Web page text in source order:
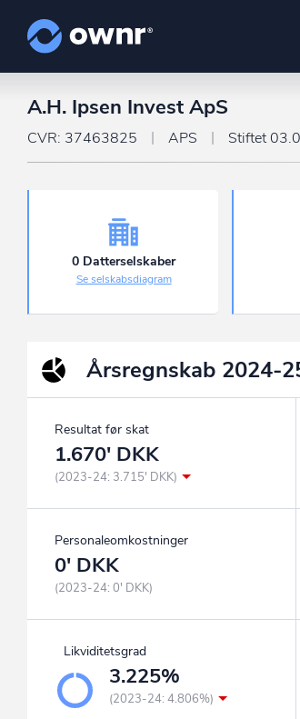
A.H. Ipsen Invest ApS
CVR: 37463825 APS Stiftet
0 Datterselskaber
Se selskabsdiagram
Årsregnskab 2024-
Resultat før skat
1.670' DKK
(2023-24: 3.715' DKK)
Personaleomkostninger
0' DKK
(2023-24: 0' DKK)
Likviditetsgrad
3.225%
(2023-24: 4.806%)